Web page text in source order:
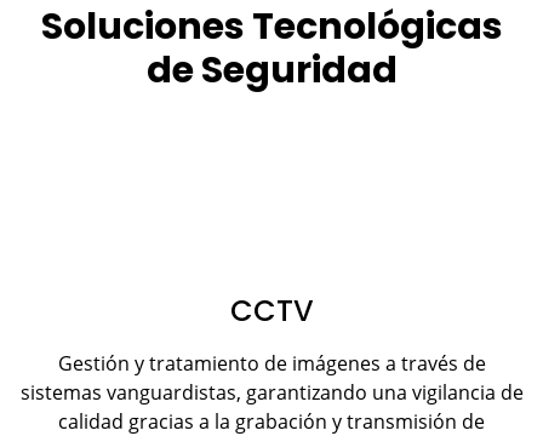
Soluciones Tecnológicas
de Seguridad
CCTV
Gestión y tratamiento de imágenes a través de
sistemas vanguardistas, garantizando una vigilancia de
calidad gracias a la grabación y transmisión de